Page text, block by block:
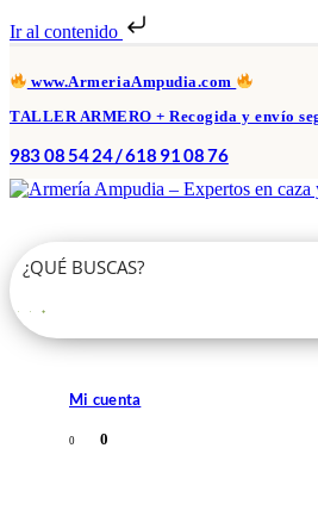
Ir al contenido
www.ArmeriaAmpudia.com
TALLER ARMERO + Recogida y envío
983 08 54 24 / 618 91 08 76
Mi cuenta
0 0